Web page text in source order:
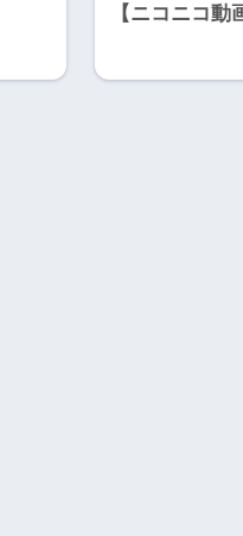
【ニコニコ動